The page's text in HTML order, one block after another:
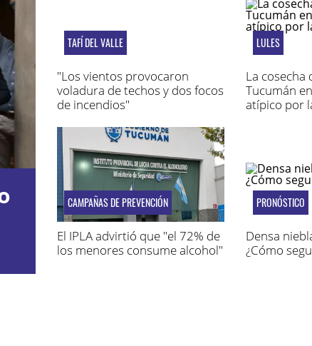
TAFÍ DEL VALLE
"Los vientos provocaron
voladura de techos y dos focos
de incendios"
LULES
La cosecha
Tucumán
atípico por
CAMPAÑAS DE PREVENCIÓN
El IPLA advirtió que "el 72% de
los menores consume alcohol"
PRONÓSTICO
Densa
¿Cómo